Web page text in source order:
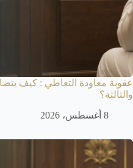
عقوبة معاودة التعاطي : كيف
والثالثة؟
8 أغسطس، 2026